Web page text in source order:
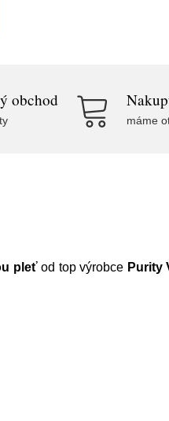
obchod
máme
pleťod top výrobce Purity